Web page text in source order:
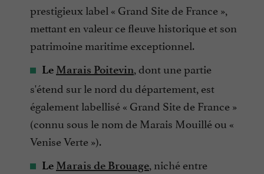
prestigieux label « Grand Site de France »,
mettant en valeur ce fleuve historique et son
patrimoine maritime exceptionnel.
Le Marais Poitevin, dont une partie
s'étend sur le nord du département, est
également labellisé « Grand Site de France »
(connu sous le nom de Marais Mouillé ou «
Venise Verte »).
Le Marais de Brouage, niché entre